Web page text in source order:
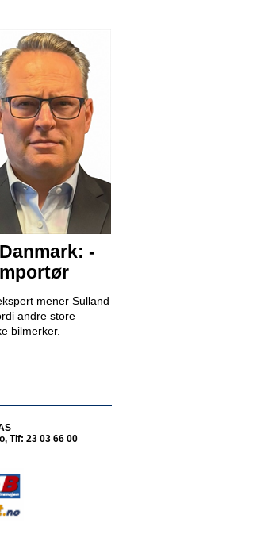
-
mener Sulland
andre store
bilmerker.
Tlf: 23 03 66 00